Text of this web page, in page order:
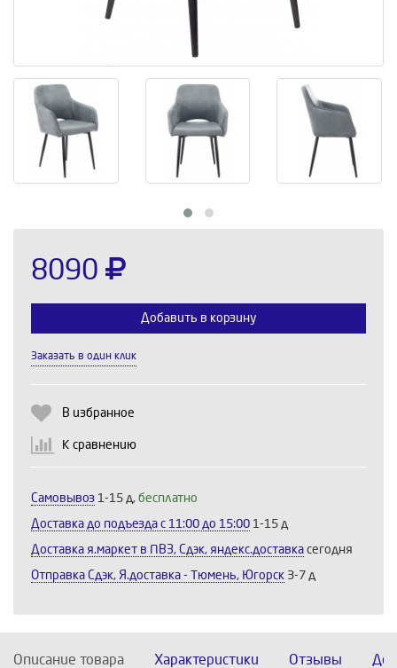
8090
Добавить в корзину
Заказать в один клик
В избранное
К сравнению
Самовывоз 1-15 д, бесплатно
Доставка до подъезда c 11:00 до 15:00 1-15 д
Доставка я.маркет в ПВЗ, Сдэк, яндекс.доставка сегодня
Отправка Сдэк, Я.доставка - Тюмень, Югорск 3-7 д
Описание товара Характеристики Отзывы